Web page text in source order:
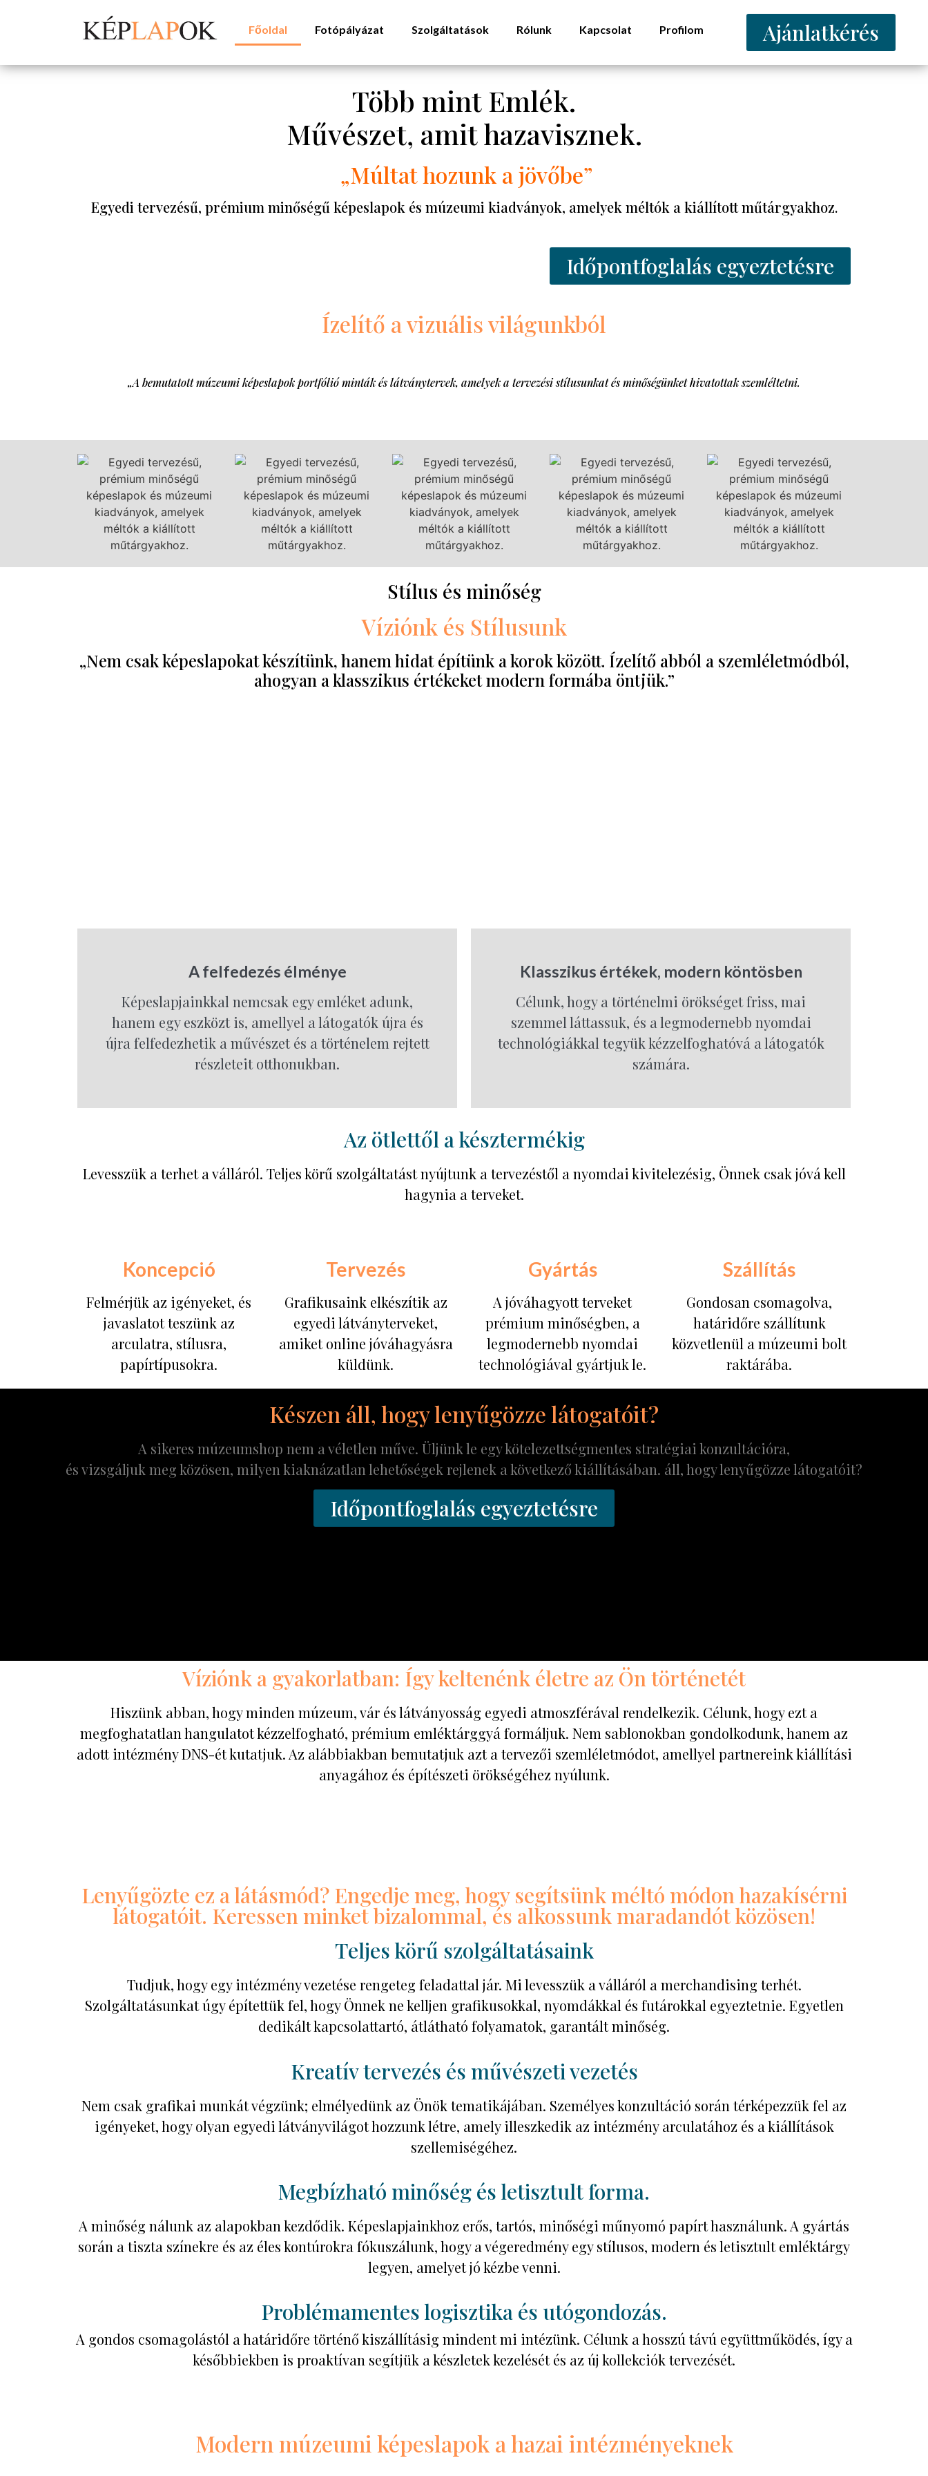
Főoldal Fotópályázat Szolgáltatások Rólunk Kapcsolat Profilom Ajánlatkérés
Több mint Emlék.
Művészet, amit hazavisznek.
„Múltat hozunk a jövőbe”
Egyedi tervezésű, prémium minőségű képeslapok és múzeumi kiadványok, amelyek méltók a kiállított műtárgyakhoz.
Időpontfoglalás egyeztetésre
Ízelítő a vizuális világunkból
„A bemutatott múzeumi képeslapok portfólió minták és látványtervek, amelyek a tervezési stílusunkat és minőségünket hivatottak szemléltetni.
Stílus és minőség
Víziónk és Stílusunk
„Nem csak képeslapokat készítünk, hanem hidat építünk a korok között. Ízelítő abból a szemléletmódból,
ahogyan a klasszikus értékeket modern formába öntjük.”
A felfedezés élménye
Képeslapjainkkal nemcsak egy emléket adunk,
hanem egy eszközt is, amellyel a látogatók újra és
újra felfedezhetik a művészet és a történelem rejtett
részleteit otthonukban.
Klasszikus értékek, modern köntösben
Célunk, hogy a történelmi örökséget friss, mai
szemmel láttassuk, és a legmodernebb nyomdai
technológiákkal tegyük kézzelfoghatóvá a látogatók
számára.
Az ötlettől a késztermékig
Levesszük a terhet a válláról. Teljes körű szolgáltatást nyújtunk a tervezéstől a nyomdai kivitelezésig, Önnek csak jóvá kell
hagynia a terveket.
Koncepció
Felmérjük az igényeket, és
javaslatot teszünk az
arculatra, stílusra,
papírtípusokra.
Tervezés
Grafikusaink elkészítik az
egyedi látványterveket,
amiket online jóváhagyásra
küldünk.
Gyártás
A jóváhagyott terveket
prémium minőségben, a
legmodernebb nyomdai
technológiával gyártjuk le.
Szállítás
Gondosan csomagolva,
határidőre szállítunk
közvetlenül a múzeumi bolt
raktárába.
Készen áll, hogy lenyűgözze látogatóit?
A sikeres múzeumshop nem a véletlen műve. Üljünk le egy kötelezettségmentes stratégiai konzultációra,
és vizsgáljuk meg közösen, milyen kiaknázatlan lehetőségek rejlenek a következő kiállításában. áll, hogy lenyűgözze látogatóit?
Időpontfoglalás egyeztetésre
Víziónk a gyakorlatban: Így keltenénk életre az Ön történetét
Hiszünk abban, hogy minden múzeum, vár és látványosság egyedi atmoszférával rendelkezik. Célunk, hogy ezt a
megfoghatatlan hangulatot kézzelfogható, prémium emléktárggyá formáljuk. Nem sablonokban gondolkodunk, hanem az
adott intézmény DNS-ét kutatjuk. Az alábbiakban bemutatjuk azt a tervezői szemléletmódot, amellyel partnereink kiállítási
anyagához és építészeti örökségéhez nyúlunk.
Lenyűgözte ez a látásmód? Engedje meg, hogy segítsünk méltó módon hazakísérni
látogatóit. Keressen minket bizalommal, és alkossunk maradandót közösen!
Teljes körű szolgáltatásaink
Tudjuk, hogy egy intézmény vezetése rengeteg feladattal jár. Mi levesszük a válláról a merchandising terhét.
Szolgáltatásunkat úgy építettük fel, hogy Önnek ne kelljen grafikusokkal, nyomdákkal és futárokkal egyeztetnie. Egyetlen
dedikált kapcsolattartó, átlátható folyamatok, garantált minőség.
Kreatív tervezés és művészeti vezetés
Nem csak grafikai munkát végzünk; elmélyedünk az Önök tematikájában. Személyes konzultáció során térképezzük fel az
igényeket, hogy olyan egyedi látványvilágot hozzunk létre, amely illeszkedik az intézmény arculatához és a kiállítások
szellemiségéhez.
Megbízható minőség és letisztult forma.
A minőség nálunk az alapokban kezdődik. Képeslapjainkhoz erős, tartós, minőségi műnyomó papírt használunk. A gyártás
során a tiszta színekre és az éles kontúrokra fókuszálunk, hogy a végeredmény egy stílusos, modern és letisztult emléktárgy
legyen, amelyet jó kézbe venni.
Problémamentes logisztika és utógondozás.
A gondos csomagolástól a határidőre történő kiszállításig mindent mi intézünk. Célunk a hosszú távú együttműködés, így a
későbbiekben is proaktívan segítjük a készletek kezelését és az új kollekciók tervezését.
Modern múzeumi képeslapok a hazai intézményeknek